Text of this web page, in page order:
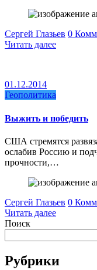
Сергей Глазьев 0
Читать далее
01.12.2014
Геополитика
Выжить и победить
США стремятся
ослабив Россию и
прочности,…
Сергей Глазьев 0
Читать далее
Поиск
Рубрики